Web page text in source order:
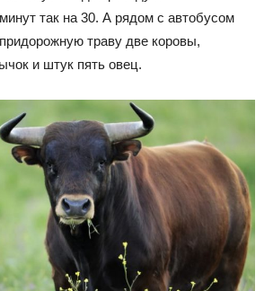
так на 30. А рядом с автобусом
траву две коровы,
и штук пять овец.